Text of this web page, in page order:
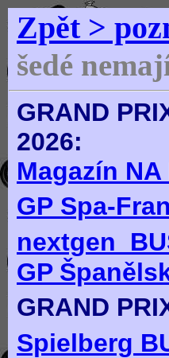
Zpět >
šedé
GRAND
Magazín
GP Spa-
GP
GRAND
Spielberg